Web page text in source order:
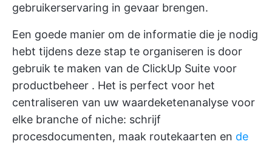
gebruikerservaring in gevaar brengen.
Een goede manier om de informatie die je nodig
hebt tijdens deze stap te organiseren is door
gebruik te maken van de ClickUp Suite voor
productbeheer . Het is perfect voor het
centraliseren van uw waardeketenanalyse voor
elke branche of niche: schrijf
procesdocumenten, maak routekaarten en de